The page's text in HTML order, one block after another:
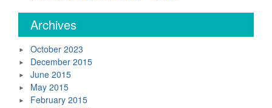
Archives
October 2023
December 2015
June 2015
May 2015
February 2015